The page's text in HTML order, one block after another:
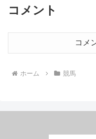
コメント
コメ
ホーム 競馬